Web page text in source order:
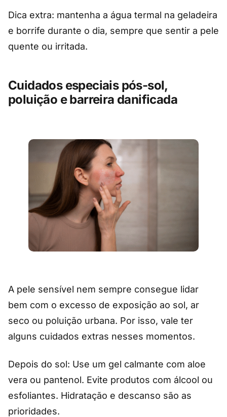
Dica extra: mantenha a água termal na geladeira
e borrife durante o dia, sempre que sentir a pele
quente ou irritada.
Cuidados especiais pós-sol,
poluição e barreira danificada
A pele sensível nem sempre consegue lidar
bem com o excesso de exposição ao sol, ar
seco ou poluição urbana. Por isso, vale ter
alguns cuidados extras nesses momentos.
Depois do sol: Use um gel calmante com aloe
vera ou pantenol. Evite produtos com álcool ou
esfoliantes. Hidratação e descanso são as
prioridades.